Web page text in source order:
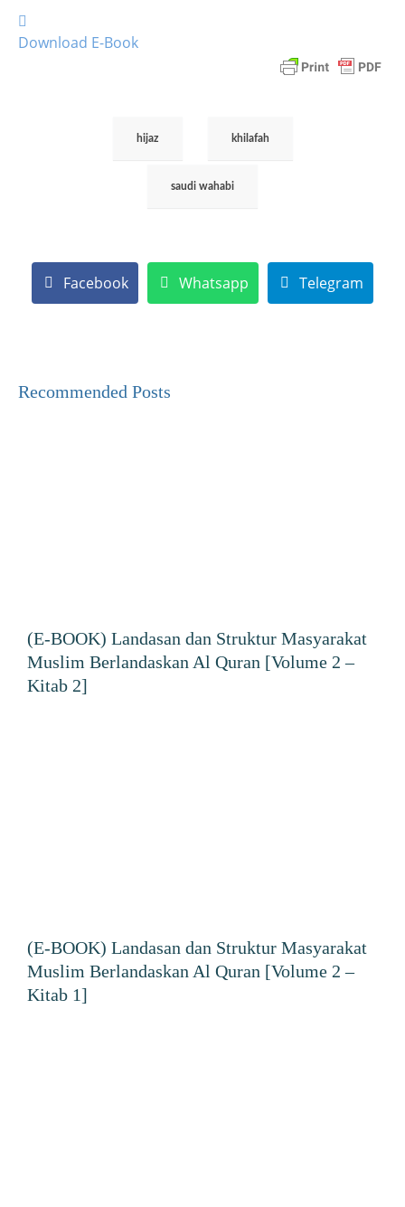
Download E-Book
hijaz khilafah
saudi wahabi
Facebook Whatsapp Telegram
Recommended Posts
(E-BOOK) Landasan dan Struktur Masyarakat
Muslim Berlandaskan Al Quran [Volume 2 –
Kitab 2]
(E-BOOK) Landasan dan Struktur Masyarakat
Muslim Berlandaskan Al Quran [Volume 2 –
Kitab 1]